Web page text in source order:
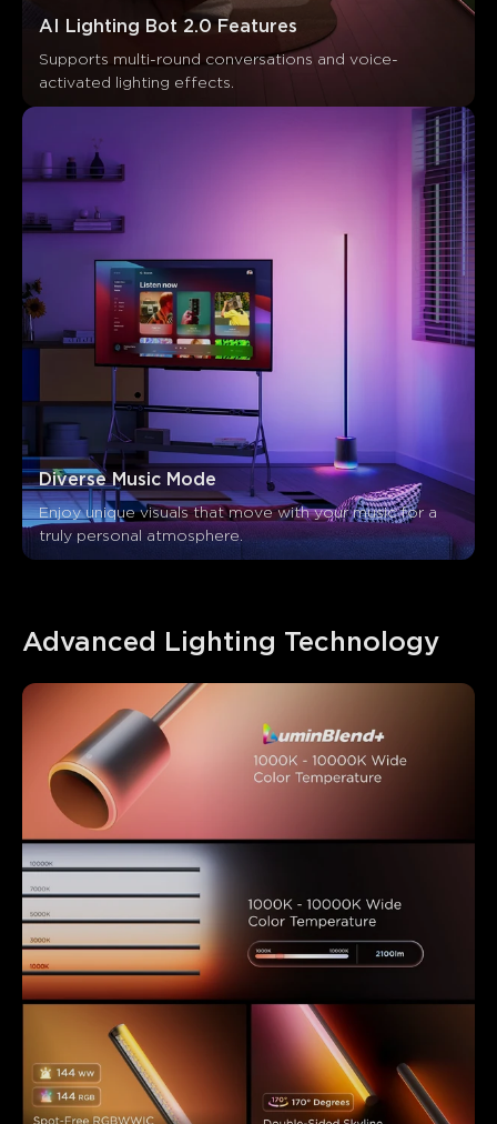
AI Lighting Bot 2.0 Features
Supports multi-round conversations and voice-
Diverse Music Mode
Enjoy unique visuals that move with your music for a
truly personal atmosphere.
Advanced Lighting Technology